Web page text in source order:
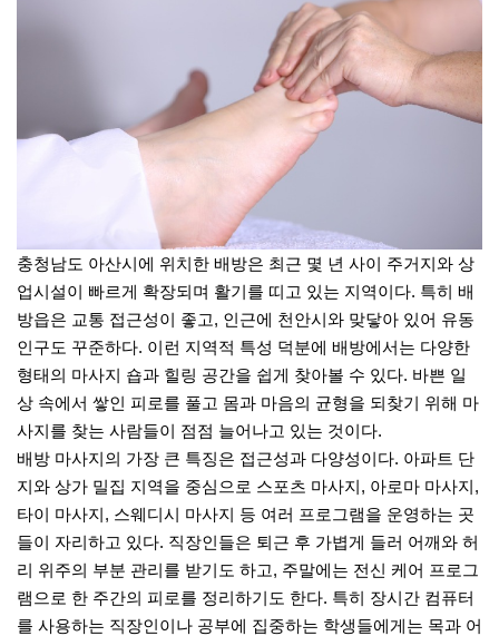
충청남도 아산시에 위치한 배방은 최근 몇 년 사이 주거지와 상
업시설이 빠르게 확장되며 활기를 띠고 있는 지역이다. 특히 배
방읍은 교통 접근성이 좋고, 인근에 천안시와 맞닿아 있어 유동
인구도 꾸준하다. 이런 지역적 특성 덕분에 배방에서는 다양한
형태의 마사지 숍과 힐링 공간을 쉽게 찾아볼 수 있다. 바쁜 일
상 속에서 쌓인 피로를 풀고 몸과 마음의 균형을 되찾기 위해 마
사지를 찾는 사람들이 점점 늘어나고 있는 것이다.
배방 마사지의 가장 큰 특징은 접근성과 다양성이다. 아파트 단
지와 상가 밀집 지역을 중심으로 스포츠 마사지, 아로마 마사지,
타이 마사지, 스웨디시 마사지 등 여러 프로그램을 운영하는 곳
들이 자리하고 있다. 직장인들은 퇴근 후 가볍게 들러 어깨와 허
리 위주의 부분 관리를 받기도 하고, 주말에는 전신 케어 프로그
램으로 한 주간의 피로를 정리하기도 한다. 특히 장시간 컴퓨터
를 사용하는 직장인이나 공부에 집중하는 학생들에게는 목과 어